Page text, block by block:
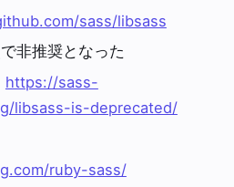
sass/libsass
非推奨となった
https://sass-
libsass-is-deprecated/
ruby-sass/